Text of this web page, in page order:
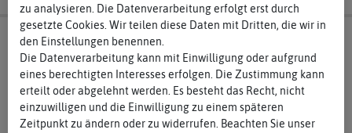
zu analysieren. Die Datenverarbeitung erfolgt erst durch
gesetzte Cookies. Wir teilen diese Daten mit Dritten, die wir in
den Einstellungen benennen.
Die Datenverarbeitung kann mit Einwilligung oder aufgrund
eines berechtigten Interesses erfolgen. Die Zustimmung kann
erteilt oder abgelehnt werden. Es besteht das Recht, nicht
einzuwilligen und die Einwilligung zu einem späteren
Zeitpunkt zu ändern oder zu widerrufen. Beachten Sie unser